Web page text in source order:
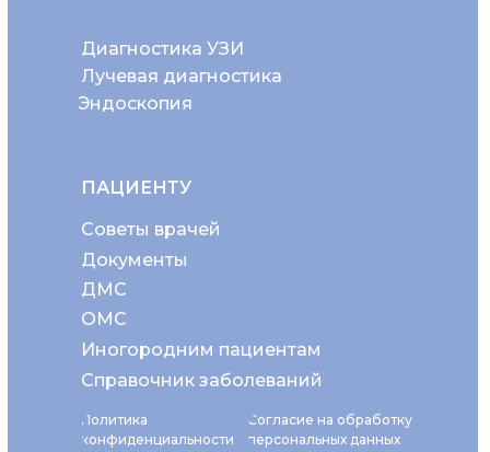
Политика
конфиденциальности
Согласие на обработку
персональных данных
Диагностика УЗИ
Эндоскопия
Лучевая диагностика
ПАЦИЕНТУ
Советы врачей
ОМС
Документы
ДМС
Иногородним пациентам
Справочник заболеваний